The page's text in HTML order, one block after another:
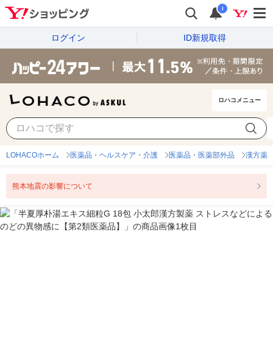
i
ログイン ID新規取得
ロハコメニュー
LOHACOホーム 医薬品・ヘルスケア・介護 医薬品・医薬部外品 漢方薬
熊本地震の影響について